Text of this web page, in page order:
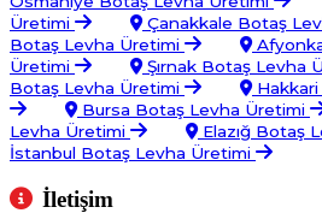
Üretimi
Çanakkale Botaş
Botaş Levha Üretimi
Üretimi
Şırnak Botaş Levha
Botaş Levha Üretimi
Hakkari
Bursa Botaş Levha Üretimi
Levha Üretimi
Elazığ Botaş
İstanbul Botaş Levha Üretimi
İletişim